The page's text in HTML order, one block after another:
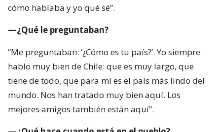
cómo hablaba y yo qué sé”.
—¿Qué le preguntaban?
“Me preguntaban: ‘¿Cómo es tu país?’. Yo siempre
hablo muy bien de Chile: que es muy largo, que
tiene de todo, que para mí es el país más lindo del
mundo. Nos han tratado muy bien aquí. Los
mejores amigos también están aquí”.